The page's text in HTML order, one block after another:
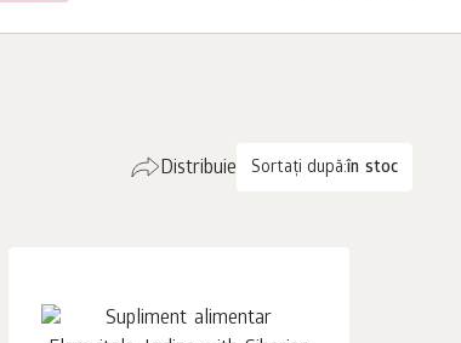
Sortați după:în stoc
Distribuie